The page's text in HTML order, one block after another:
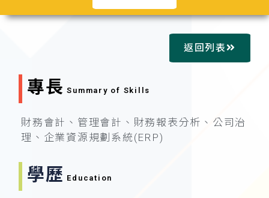
返回列表
專長 Summary of Skills
財務會計、管理會計、財務報表分析、公司治
理、企業資源規劃系統(ERP)
學歷 Education